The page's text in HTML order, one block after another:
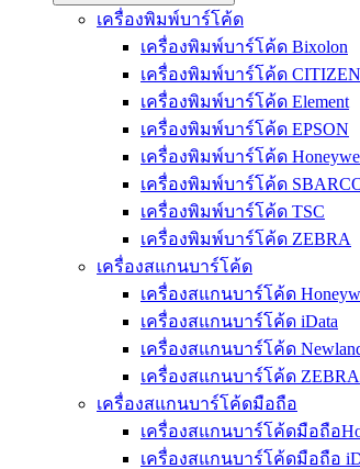
เครื่องพิมพ์บาร์โค้ด
เครื่องพิมพ์บาร์โค้ด Bixolon
เครื่องพิมพ์บาร์โค้ด CITIZEN
เครื่องพิมพ์บาร์โค้ด Element
เครื่องพิมพ์บาร์โค้ด EPSON
เครื่องพิมพ์บาร์โค้ด
เครื่องพิมพ์บาร์โค้ด
เครื่องพิมพ์บาร์โค้ด TSC
เครื่องพิมพ์บาร์โค้ด ZEBRA
เครื่องสแกนบาร์โค้ด
เครื่องสแกนบาร์โค้ด
เครื่องสแกนบาร์โค้ด iData
เครื่องสแกนบาร์โค้ด
เครื่องสแกนบาร์โค้ด ZEBRA
เครื่องสแกนบาร์โค้ดมือถือ
เครื่องสแกนบาร์โค้ดมือถือ
เครื่องสแกนบาร์โค้ดมือถือ